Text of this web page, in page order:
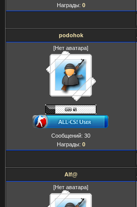
Награды: 0
podohok
[Нет аватара]
Сообщений: 30
Награды: 0
Alf@
[Нет аватара]